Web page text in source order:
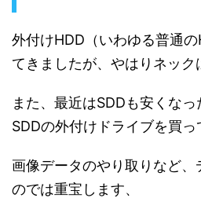
外付けHDD（いわゆる普通
てきましたが、やはりネック
また、最近はSDDも安くな
SDDの外付けドライブを買っ
画像データのやり取りなど、
のでは重宝します、